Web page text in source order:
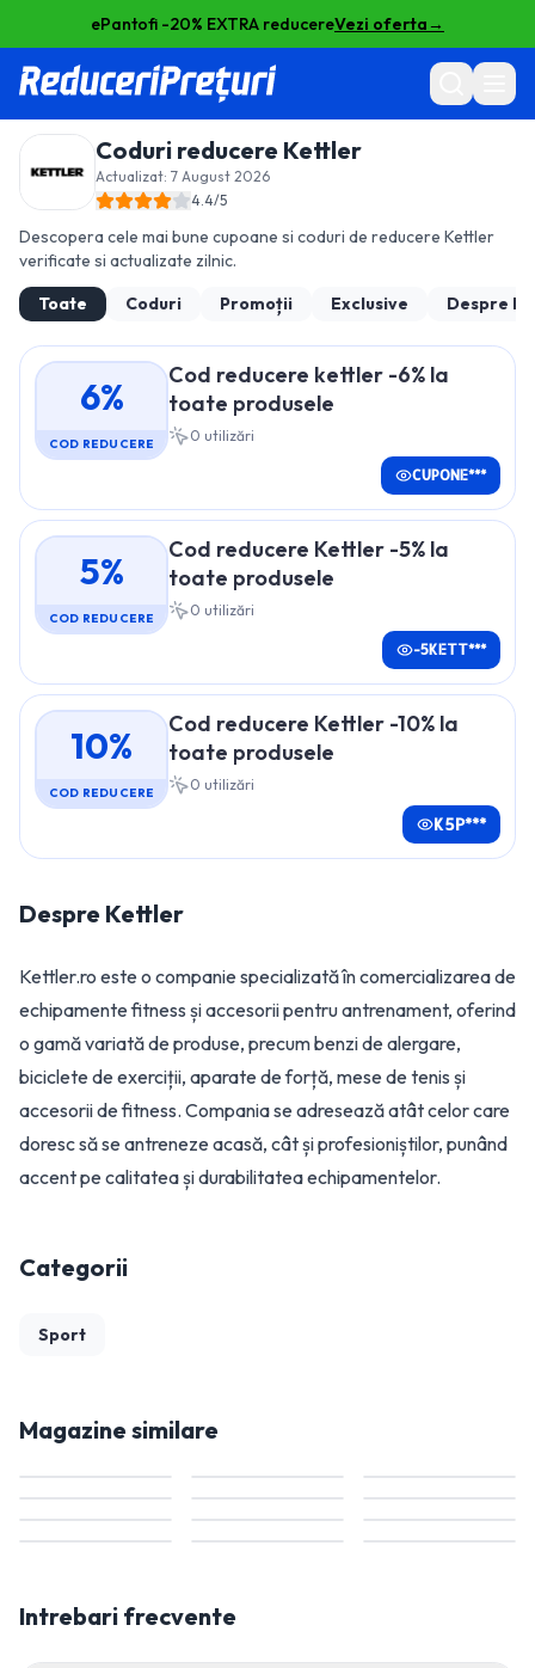
ePantofi -20% EXTRA reducereVezi oferta→
Coduri reducere Kettler
Actualizat: 7 August 2026
4.4/5
Descopera cele mai bune cupoane si coduri de reducere Kettler
verificate si actualizate zilnic.
Toate
Coduri Promoții Exclusive Despre
6%
COD REDUCERE
Cod reducere kettler -6% la
toate produsele
0 utilizări
CUPONE***
5%
COD REDUCERE
Cod reducere Kettler -5% la
toate produsele
0 utilizări
-5KETT***
10%
COD REDUCERE
Cod reducere Kettler -10% la
toate produsele
0 utilizări
K5P***
Despre Kettler
Kettler.ro este o companie specializată în comercializarea de
echipamente fitness și accesorii pentru antrenament, oferind
o gamă variată de produse, precum benzi de alergare,
biciclete de exerciții, aparate de forță, mese de tenis și
accesorii de fitness. Compania se adresează atât celor care
doresc să se antreneze acasă, cât și profesioniștilor, punând
accent pe calitatea și durabilitatea echipamentelor.
Categorii
Sport
Magazine similare
Intrebari frecvente